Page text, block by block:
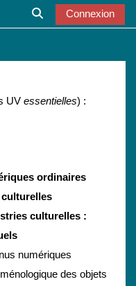
Activer/désactiver
Connexion
UV essentielles) :
ordinaires
culturelles
culturelles :
numériques
des objets